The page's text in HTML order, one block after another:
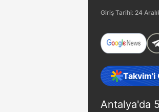
Giriş Tarihi: 24
Takvim'i
Antalya'da